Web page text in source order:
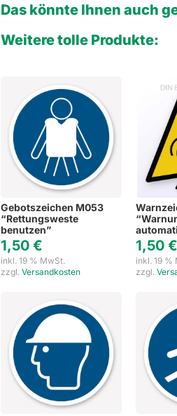
Das könnte Ihnen auch
Weitere tolle Produkte:
Gebotszeichen M053
“Rettungsweste
benutzen”
1,50 €
inkl. 19 % MwSt.
zzgl. Versandkosten
1,50€
inkl. 19 %
zzgl.